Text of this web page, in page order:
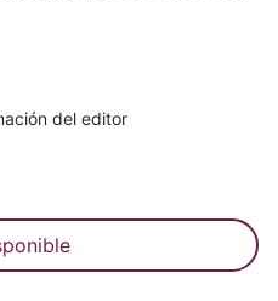
del editor